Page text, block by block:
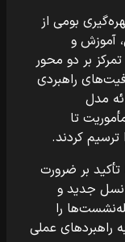
بومی از
آموزش و
بر دو محور
راهبردی
مدل
تا
ترسیم کردند.
بر ضرورت
نسل جدید و
را
راهبردهای عملی